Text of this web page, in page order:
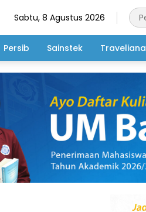
Sabtu, 8 Agustus 2026
Persib Sainstek Traveliana